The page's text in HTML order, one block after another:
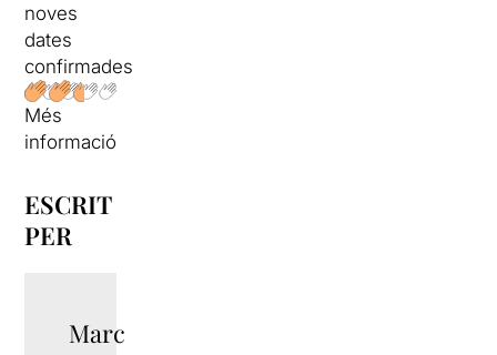
noves
dates
confirmades
Més
informació
ESCRIT
PER
Marc